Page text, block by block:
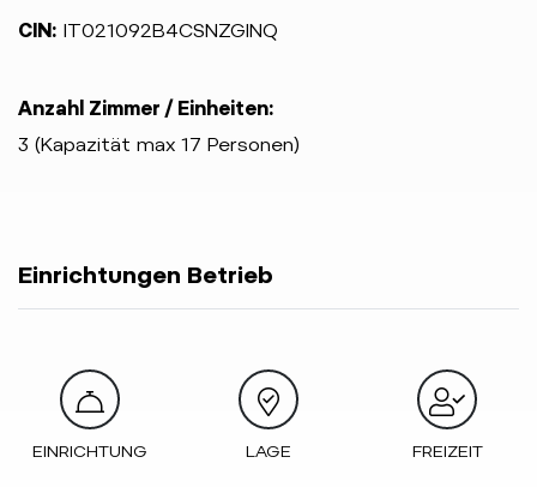
CIN: IT021092B4CSNZGINQ
Anzahl Zimmer / Einheiten:
3 (Kapazität max 17 Personen)
Einrichtungen Betrieb
EINRICHTUNG LAGE FREIZEIT